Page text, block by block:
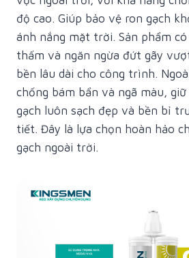
độ cao. Giúp bảo vệ ron gạch
ánh nắng mặt trời. Sản phẩm
thấm và ngăn ngừa đứt gãy
bền lâu dài cho công trình.
chống bám bẩn và ngã màu,
gạch luôn sạch đẹp và bền bỉ
tiết. Đây là lựa chọn hoàn hảo
gạch ngoài trời.